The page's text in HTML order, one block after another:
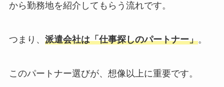
から勤務地を紹介してもらう流れです。
つまり、 派遣会社は「仕事探しのパートナー」。
このパートナー選びが、想像以上に重要です。